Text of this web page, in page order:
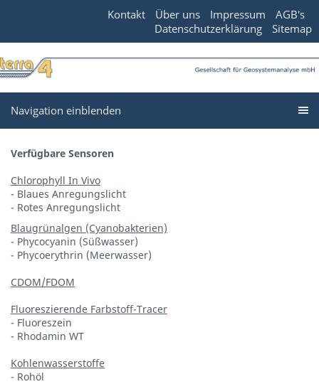
Kontakt Über uns Impressum
AGB's
Datenschutzerklärung
Sitemap
Navigation einblenden
Verfügbare Sensoren
Chlorophyll In Vivo
- Blaues Anregungslicht
- Rotes Anregungslicht
Blaugrünalgen (Cyanobakterien)
- Phycocyanin (Süßwasser)
- Phycoerythrin (Meerwasser)
CDOM/FDOM
Fluoreszierende Farbstoff-Tracer
- Fluoreszein
- Rhodamin WT
Kohlenwasserstoffe
- Rohöl